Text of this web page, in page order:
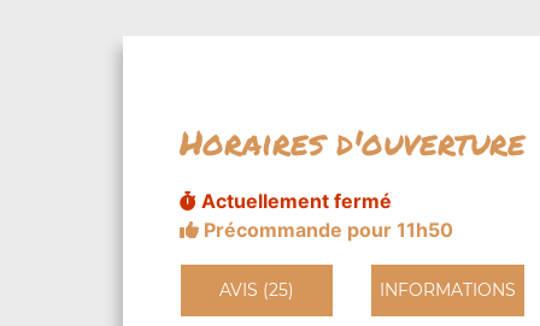
Horaires d'ouverture
Actuellement fermé
Précommande pour 11h50
AVIS (25) INFORMATIONS